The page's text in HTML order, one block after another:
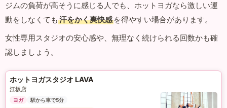
ジムの負荷が高そうに感じる人でも、ホットヨガなら激しい運
動をしなくても 汗をかく爽快感 を得やすい場合があります。
女性専用スタジオの安心感や、無理なく続けられる回数かも確
認しましょう。
ホットヨガスタジオ LAVA
江坂店
ヨガ
駅から車で5分